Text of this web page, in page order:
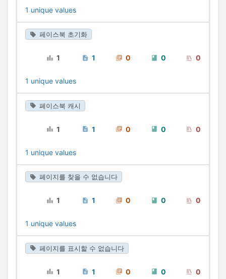
1 unique values
페이스북 초기화
1 1 0 0 0
1 unique values
페이스북 캐시
1 1 0 0 0
1 unique values
페이지를 찾을 수 없습니다
1 1 0 0 0
1 unique values
페이지를 표시할 수 없습니다
1 1 0 0 0